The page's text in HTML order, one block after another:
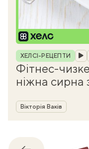
Рубрика
ХЕЛСІ-РЕЦЕПТИ
Фітнес-
ніжна сирна
Автор
Вікторія Ваків